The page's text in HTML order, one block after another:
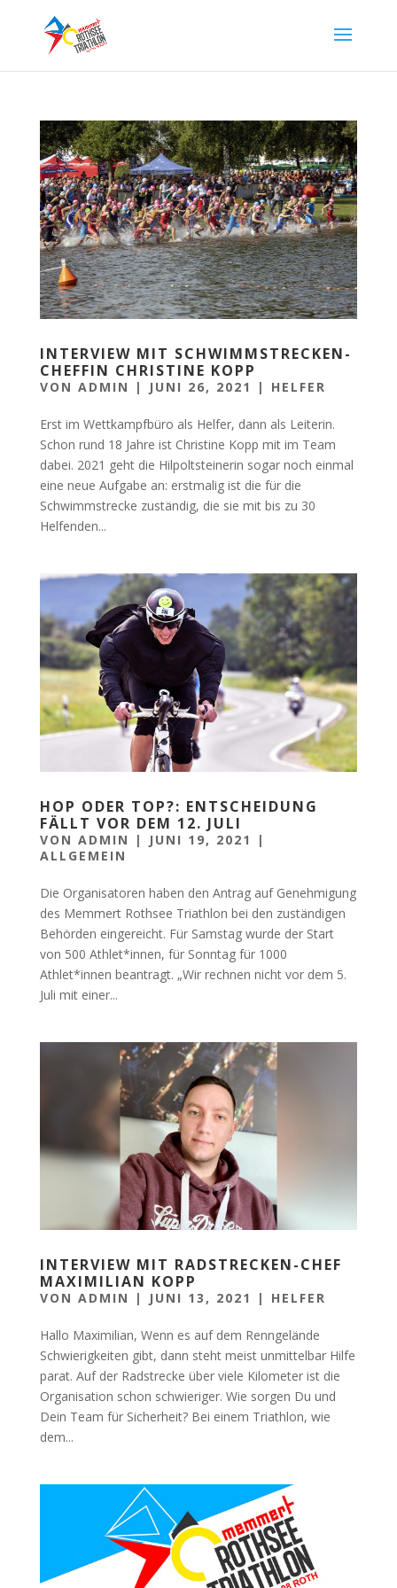
INTERVIEW MIT SCHWIMMSTRECKEN-
CHEFFIN CHRISTINE KOPP
VON ADMIN | JUNI 26, 2021 | HELFER
Erst im Wettkampfbüro als Helfer, dann als Leiterin.
Schon rund 18 Jahre ist Christine Kopp mit im Team
dabei. 2021 geht die Hilpoltsteinerin sogar noch einmal
eine neue Aufgabe an: erstmalig ist die für die
Schwimmstrecke zuständig, die sie mit bis zu 30
Helfenden...
HOP ODER TOP?: ENTSCHEIDUNG
FÄLLT VOR DEM 12. JULI
VON ADMIN | JUNI 19, 2021
|
ALLGEMEIN
Die Organisatoren haben den Antrag auf Genehmigung
des Memmert Rothsee Triathlon bei den zuständigen
Behörden eingereicht. Für Samstag wurde der Start
von 500 Athlet*innen, für Sonntag für 1000
Athlet*innen beantragt. „Wir rechnen nicht vor dem 5.
Juli mit einer...
INTERVIEW MIT RADSTRECKEN-CHEF
MAXIMILIAN KOPP
VON ADMIN | JUNI 13, 2021 | HELFER
Hallo Maximilian, Wenn es auf dem Renngelände
Schwierigkeiten gibt, dann steht meist unmittelbar Hilfe
parat. Auf der Radstrecke über viele Kilometer ist die
Organisation schon schwieriger. Wie sorgen Du und
Dein Team für Sicherheit? Bei einem Triathlon, wie
dem...